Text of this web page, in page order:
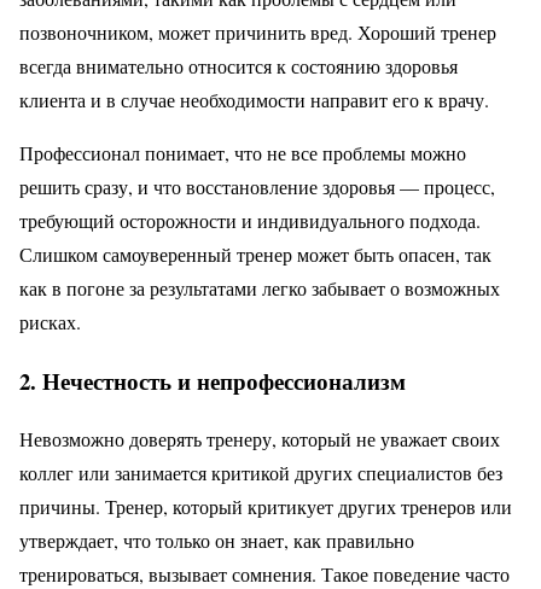
позвоночником, может причинить вред. Хороший тренер
всегда внимательно относится к состоянию здоровья
клиента и в случае необходимости направит его к врачу.
Профессионал понимает, что не все проблемы можно
решить сразу, и что восстановление здоровья — процесс,
требующий осторожности и индивидуального подхода.
Слишком самоуверенный тренер может быть опасен, так
как в погоне за результатами легко забывает о возможных
рисках.
2. Нечестность и непрофессионализм
Невозможно доверять тренеру, который не уважает своих
коллег или занимается критикой других специалистов без
причины. Тренер, который критикует других тренеров или
утверждает, что только он знает, как правильно
тренироваться, вызывает сомнения. Такое поведение часто